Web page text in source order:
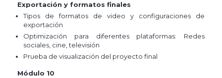
Exportación y formatos finales
Tipos de formatos de video y configuraciones de
exportación
Optimización para diferentes plataformas: Redes
sociales, cine, televisión
Prueba de visualización del proyecto final
Módulo 10